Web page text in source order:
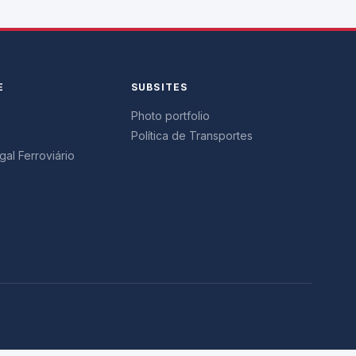
Ferroviário
SUBSITES
Photo portfolio
Política de Transportes